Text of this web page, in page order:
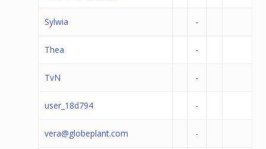
Sylwia -
Thea -
TvN -
user_18d794 -
vera@globeplant.com -